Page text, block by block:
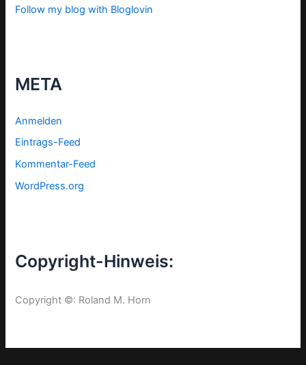
Follow my blog with Bloglovin
META
Anmelden
Eintrags-Feed
Kommentar-Feed
WordPress.org
Copyright-Hinweis:
Copyright ©: Roland M. Horn